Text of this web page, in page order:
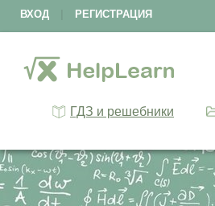
ВХОД РЕГИСТРАЦИЯ
ГДЗ и решебники